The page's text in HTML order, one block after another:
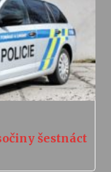
šestnáct